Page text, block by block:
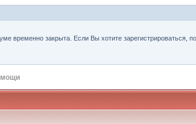
временно закрыта. Если Вы хотите зарегистрироваться,